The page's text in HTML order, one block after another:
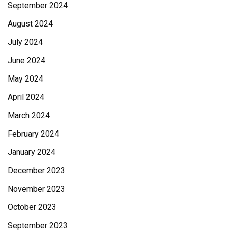
September 2024
August 2024
July 2024
June 2024
May 2024
April 2024
March 2024
February 2024
January 2024
December 2023
November 2023
October 2023
September 2023